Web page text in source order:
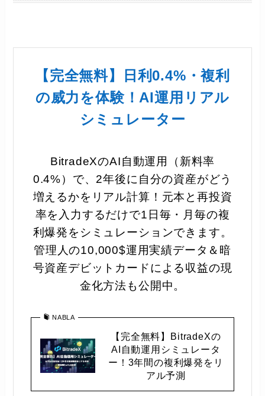
【完全無料】日利0.4%・複利
の威力を体験！AI運用リアル
シミュレーター
BitradeXのAI自動運用（新料率
0.4%）で、2年後に自分の資産がどう
増えるかをリアル計算！元本と再投資
率を入力するだけで1日毎・月毎の複
利爆発をシミュレーションできます。
管理人の10,000$運用実績データ＆暗
号資産デビットカードによる収益の現
金化方法も公開中。
NABLA
【完全無料】BitradeXの
AI自動運用シミュレータ
ー！3年間の複利爆発をリ
アル予測